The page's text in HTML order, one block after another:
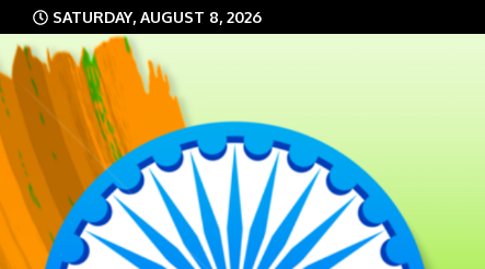
Skip
to
content
SATURDAY, AUGUST 8, 2026